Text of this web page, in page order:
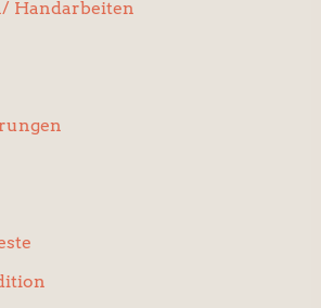
Handarbeiten